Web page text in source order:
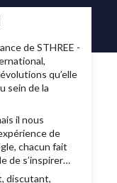
de STHREE -
qu’elle
sein de la
il nous
de
chacun fait
de s’inspirer…
discutant,